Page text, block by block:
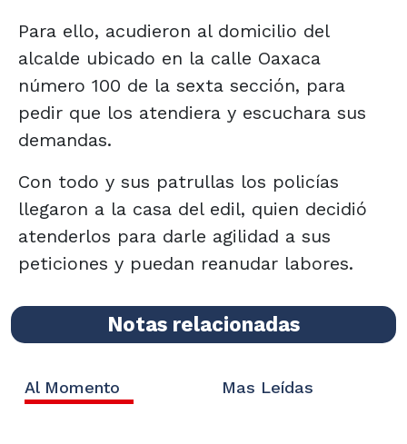
Para ello, acudieron al domicilio del
alcalde ubicado en la calle Oaxaca
número 100 de la sexta sección, para
pedir que los atendiera y escuchara sus
demandas.
Con todo y sus patrullas los policías
llegaron a la casa del edil, quien decidió
atenderlos para darle agilidad a sus
peticiones y puedan reanudar labores.
Notas relacionadas
Al Momento Mas Leídas